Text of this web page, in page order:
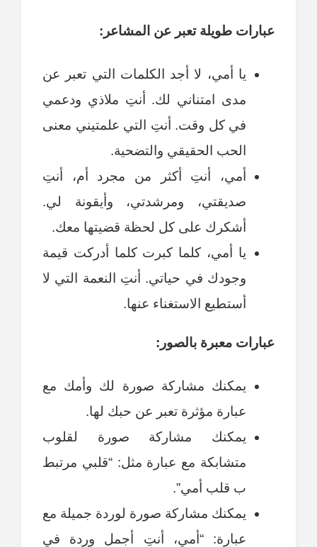
عبارات طويلة تعبر عن المشاعر:
يا أمي، لا أجد الكلمات التي تعبر عن
مدى امتناني لك. أنتِ ملاذي ودعمي
في كل وقت. أنتِ التي علمتيني معنى
الحب الحقيقي والتضحية.
أمي، أنتِ أكثر من مجرد أم، أنتِ
صديقتي، ومرشدتي، وأيقونة لي.
أشكرك على كل لحظة قضيتها معك.
يا أمي، كلما كبرت كلما أدركت قيمة
وجودك في حياتي. أنتِ النعمة التي لا
أستطيع الاستغناء عنها.
عبارات معبرة بالصور:
يمكنك مشاركة صورة لك وأمك مع
عبارة مؤثرة تعبر عن حبك لها.
يمكنك مشاركة صورة لقلوب
متشابكة مع عبارة مثل: “قلبي مرتبط
ب قلب أمي”.
يمكنك مشاركة صورة لوردة جميلة مع
عبارة: “أمي، أنتِ أجمل وردة في